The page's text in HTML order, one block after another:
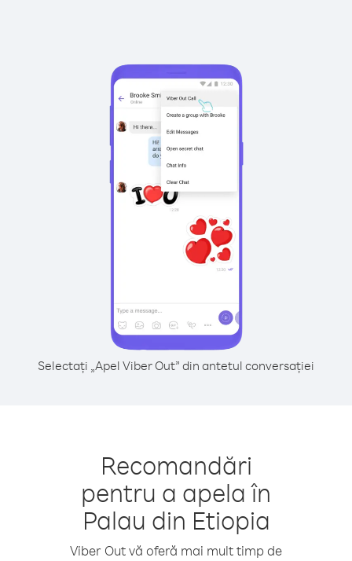
Selectați „Apel Viber Out” din antetul conversației
Recomandări
pentru a apela în
Palau din Etiopia
Viber Out vă oferă mai mult timp de